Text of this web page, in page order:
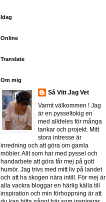
Idag
Online
Translate
Om mig
Så Vitt Jag Vet
Varmt välkommen ! Jag
är en pysseltokig en
med alldeles för många
tankar och projekt. Mitt
stora intresse är
inredning och att göra om gamla
möbler. Allt som har med pyssel och
handarbete att göra får mej på gott
humör. Jag trivs med mitt liv på landet
och att ha skogen nära intill. För mej är
alla vackra bloggar en härlig källa till
inspiration och min förhoppning är att